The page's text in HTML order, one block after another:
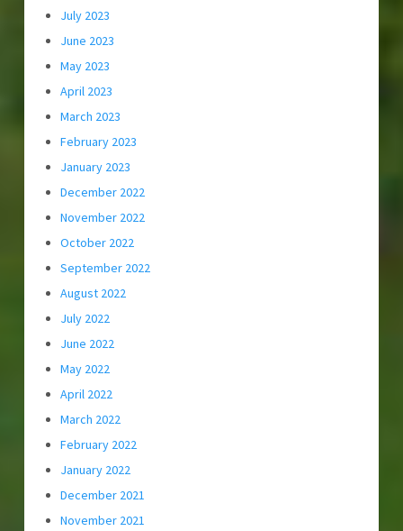
July 2023
June 2023
May 2023
April 2023
March 2023
February 2023
January 2023
December 2022
November 2022
October 2022
September 2022
August 2022
July 2022
June 2022
May 2022
April 2022
March 2022
February 2022
January 2022
December 2021
November 2021